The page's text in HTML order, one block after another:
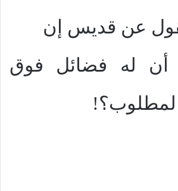
عن قديس إن
أن له فضائل فوق